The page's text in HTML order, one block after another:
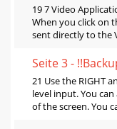
19 7 Video
When you click on
sent directly to the
Seite 3 -
21 Use the RIGHT
level input. You
of the screen. You